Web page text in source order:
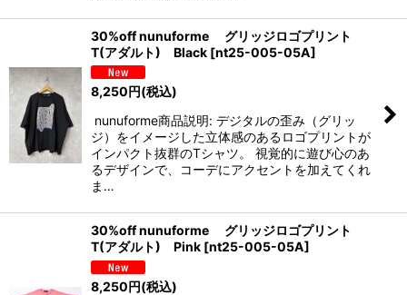
30%off nunuforme グリッジロゴプリント
T(アダルト) Black [nt25-005-05A]
8,250円(税込)
nunuforme商品説明: デジタルの歪み（グリッ
ジ）をイメージした立体感のあるロゴプリントが
インパクト抜群のTシャツ。 視覚的に遊び心のあ
るデザインで、コーデにアクセントを加えてくれ
ま…
30%off nunuforme グリッジロゴプリント
T(アダルト) Pink [nt25-005-05A]
8,250円(税込)